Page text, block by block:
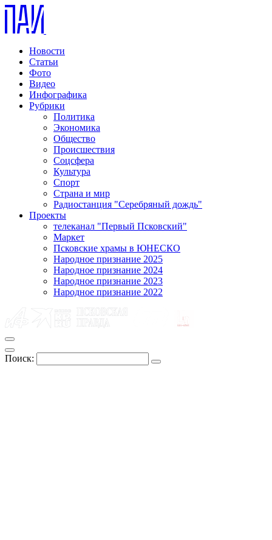
Новости
Статьи
Фото
Видео
Инфографика
Рубрики
Политика
Экономика
Общество
Происшествия
Соцсфера
Культура
Спорт
Страна и мир
Радиостанция "Серебряный дождь"
Проекты
телеканал "Первый Псковский"
Маркет
Псковские храмы в ЮНЕСКО
Народное признание 2025
Народное признание 2024
Народное признание 2023
Народное признание 2022
Поиск: